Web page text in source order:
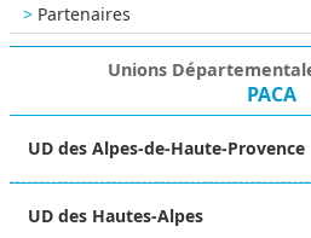
Partenaires
Unions
PACA
UD des Alpes-de-Haute-Provence
42 Boulevard Victor Hugo
UD des Hautes-Alpes